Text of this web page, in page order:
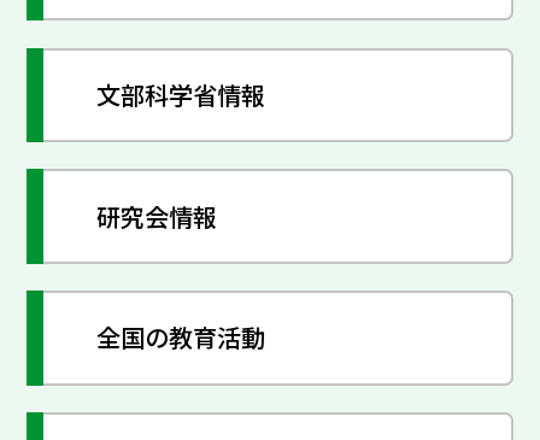
文部科学省情報
研究会情報
全国の教育活動